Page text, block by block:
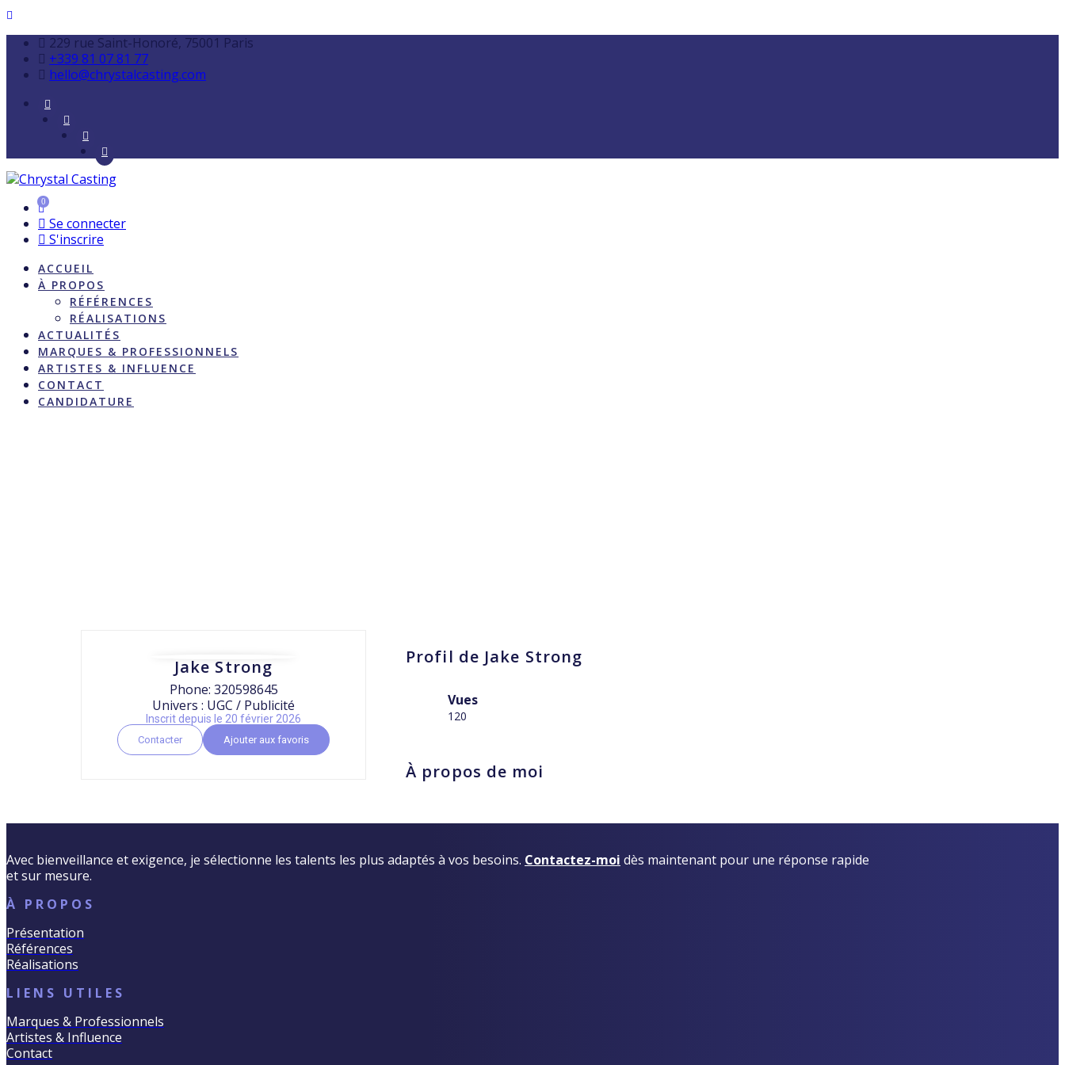
229 rue Saint-Honoré, 75001 Paris
+339 81 07 81 77
hello@chrystalcasting.com
0
Se connecter
S'inscrire
ACCUEIL
À PROPOS
RÉFÉRENCES
RÉALISATIONS
ACTUALITÉS
MARQUES & PROFESSIONNELS
ARTISTES & INFLUENCE
CONTACT
CANDIDATURE
Jake Strong
Phone: 320598645
Univers : UGC / Publicité
Inscrit depuis le 20 février 2026
Contacter Ajouter aux favoris
Profil de Jake Strong
Vues
120
À propos de moi
Avec bienveillance et exigence, je sélectionne les talents les plus adaptés à vos besoins. Contactez-moi dès maintenant pour une réponse rapide
et sur mesure.
À PROPOS
Présentation
Références
Réalisations
LIENS UTILES
Marques & Professionnels
Artistes & Influence
Contact